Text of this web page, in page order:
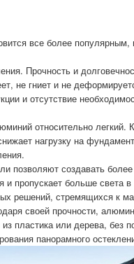
все более популярным,
Прочность и
не гниет и не
и отсутствие
относительно легкий.
нагрузку на
позволяют создавать
и пропускает больше света
решений, стремящихся к
своей прочности,
пластика или дерева, без
панорамного